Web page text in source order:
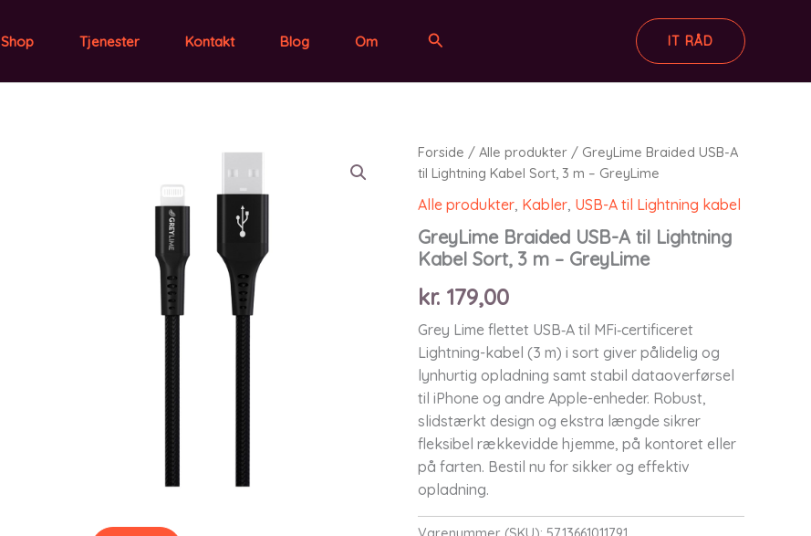
Shop Tjenester Kontakt Blog Om Søg IT RÅD
Forside / Alle produkter/ GreyLime Braided USB-A
til Lightning Kabel Sort, 3 m – GreyLime
Alle produkter, Kabler, USB-A til Lightning kabel
GreyLime Braided USB-A til Lightning
Kabel Sort, 3 m – GreyLime
kr.179,00
Grey Lime flettet USB‑A til MFi‑certificeret
Lightning-kabel (3 m) i sort giver pålidelig og
lynhurtig opladning samt stabil dataoverførsel
til iPhone og andre Apple-enheder. Robust,
slidstærkt design og ekstra længde sikrer
fleksibel rækkevidde hjemme, på kontoret eller
på farten. Bestil nu for sikker og effektiv
opladning.